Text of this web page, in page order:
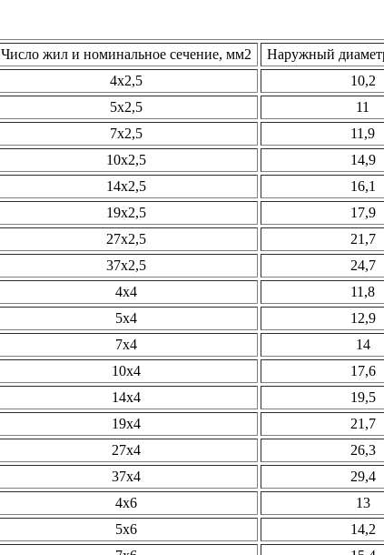
Число жил и номинальное сечение, мм2 Наружный
4х2,5
10,2
5х2,5
11
7х2,5
11,9
10х2,5
14,9
14х2,5
16,1
19х2,5
17,9
27х2,5
21,7
37х2,5
24,7
4х4
11,8
5х4
12,9
7х4
14
10х4
17,6
14х4
19,5
19х4
21,7
27х4
26,3
37х4
29,4
4х6
13
5х6
14,2